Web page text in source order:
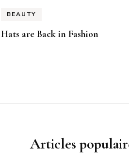
BEAUTY
Hats are Back in Fashion
Articles